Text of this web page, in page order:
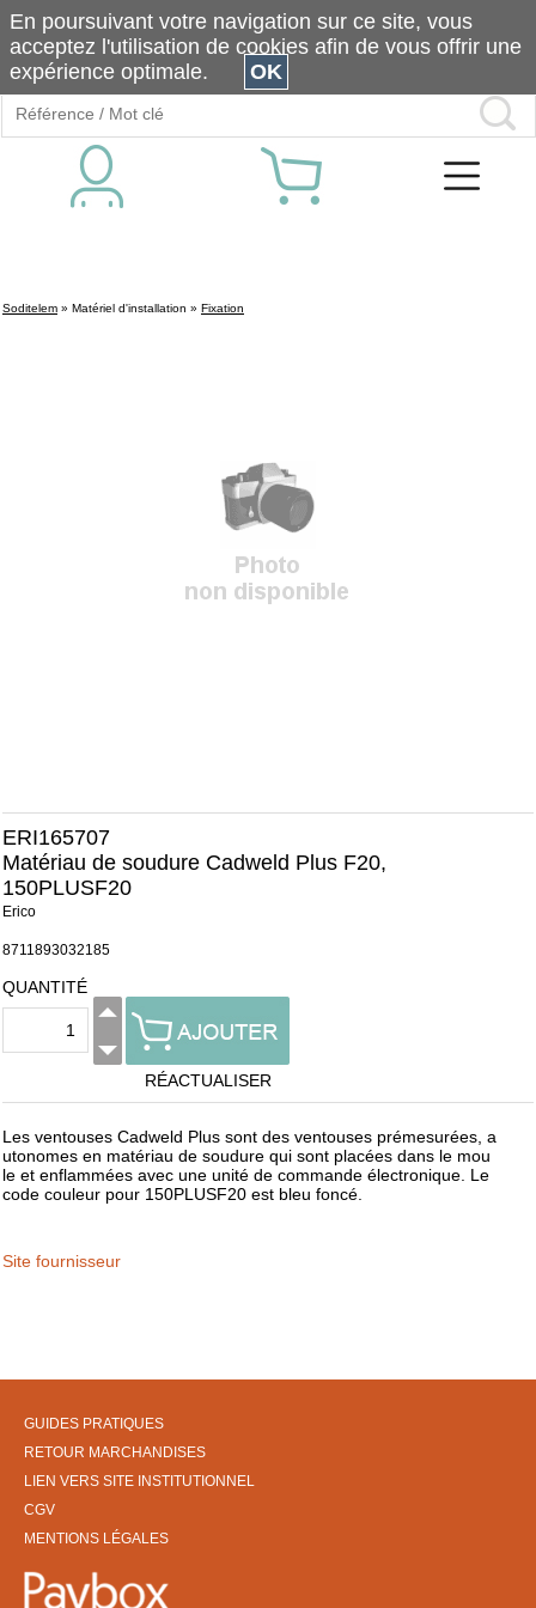
Soditelem » Matériel d'installation » Fixation
ERI165707
Matériau de soudure Cadweld Plus F20,
150PLUSF20
Erico
8711893032185
QUANTITÉ
RÉACTUALISER
Les ventouses Cadweld Plus sont des ventouses prémesurées, a
utonomes en matériau de soudure qui sont placées dans le mou
le et enflammées avec une unité de commande électronique. Le
code couleur pour 150PLUSF20 est bleu foncé.
Site fournisseur
GUIDES PRATIQUES
RETOUR MARCHANDISES
LIEN VERS SITE INSTITUTIONNEL
CGV
MENTIONS LÉGALES
En poursuivant votre navigation sur ce site, vous
acceptez l'utilisation de cookies afin de vous offrir une
expérience optimale.
OK